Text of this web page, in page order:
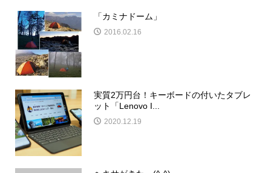
「カミナドーム」
2016.02.16
実質2万円台！キーボードの付いたタブレ
ット「Lenovo I...
2020.12.19